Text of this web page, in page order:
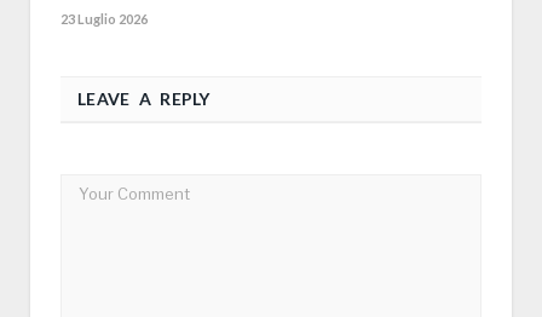
23 Luglio 2026
LEAVE A REPLY